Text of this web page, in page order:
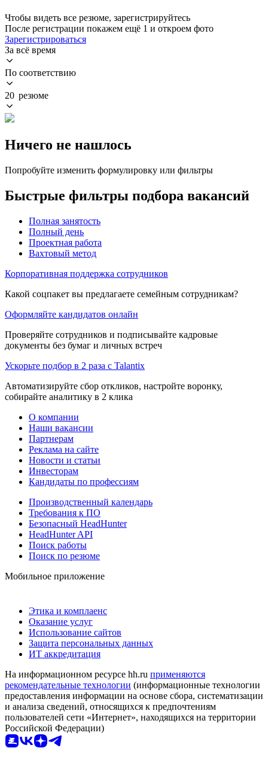
Чтобы видеть все резюме, зарегистрируйтесь
После регистрации покажем ещё 1 и откроем фото
Зарегистрироваться
За всё время
По соответствию
20 резюме
Ничего не нашлось
Попробуйте изменить формулировку или фильтры
Быстрые фильтры подбора вакансий
Полная занятость
Полный день
Проектная работа
Вахтовый метод
Корпоративная поддержка сотрудников
Какой соцпакет вы предлагаете семейным сотрудникам?
Оформляйте кандидатов онлайн
Проверяйте сотрудников и подписывайте кадровые
документы без бумаг и личных встреч
Ускорьте подбор в 2 раза с Talantix
Автоматизируйте сбор откликов, настройте воронку,
собирайте аналитику в 2 клика
О компании
Наши вакансии
Партнерам
Реклама на сайте
Новости и статьи
Инвесторам
Кандидаты по профессиям
Производственный календарь
Требования к ПО
Безопасный HeadHunter
HeadHunter API
Поиск работы
Поиск по резюме
Мобильное приложение
Этика и комплаенс
Оказание услуг
Использование сайтов
Защита персональных данных
ИТ аккредитация
На информационном ресурсе hh.ru применяются
рекомендательные технологии (информационные технологии
предоставления информации на основе сбора, систематизации
и анализа сведений, относящихся к предпочтениям
пользователей сети «Интернет», находящихся на территории
Российской Федерации)